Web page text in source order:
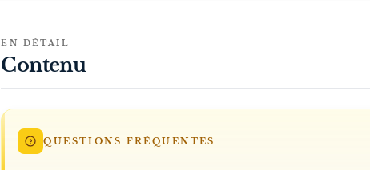
EN DÉTAIL
Contenu
QUESTIONS FRÉQUENTES